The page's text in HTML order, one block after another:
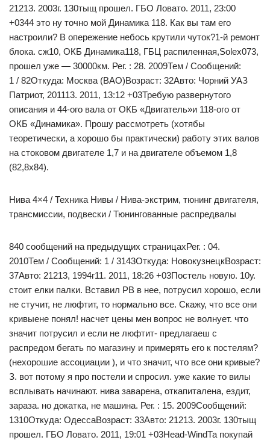
21213. 2003г. 130тыщ прошел. ГБО Ловато. 2011, 23:00
+0344 это ну точно мой Динамика 118. Как вы там его
настроили? В опережение небось крутили чуток?1-й ремонт
блока. сж10, ОКБ Динамика118, ГБЦ распиленная,Solex073,
прошел уже — 30000км. Рег. : 28. 2009Тем / Сообщений:
1 / 82Откуда: Москва (ВАО)Возраст: 32Авто: Чорний УАЗ
Патриот, 201113. 2011, 13:12 +03Требую развернутого
описания и 44-ого вала от ОКБ «Двигатель»и 118-ого от
ОКБ «Динамика». Прошу рассмотреть (хотябы
теоретически, а хорошо бы практически) работу этих валов
на стоковом двигателе 1,7 и на двигателе объемом 1,8
(82,8х84).
Нива 4×4 / Техника Нивы / Нива-экстрим, тюнинг двигателя,
трансмиссии, подвески / Тюнингованные распредвалы
840 сообщений на предыдущих страницахРег. : 04.
2010Тем / Сообщений: 1 / 3143Откуда: НовокузнецкВозраст:
37Авто: 21213, 1994г11. 2011, 18:26 +03Постель новую. 10у.
стоит елки палки. Вставил РВ в нее, потрусил хорошо, если
не стучит, не люфтит, то нормально все. Скажу, что все они
кривыене понял! насчет цены мен вопрос не волнует. что
значит потрусил и если не люфтит- предлагаеш с
распредом бегать по магазину и примерять его к постелям?
(нехорошие ассоциации ), и что значит, что все они кривые?
З. вот потому я про постели и спросил. уже какие то вилы
всплывать начинают. нива заварена, откапиталена, ездит,
зараза. но докатка, не машина. Рег. : 15. 2009Сообщений:
1310Откуда: ОдессаВозраст: 33Авто: 21213. 2003г. 130тыщ
прошел. ГБО Ловато. 2011, 19:01 +03Head-WindТа покупай